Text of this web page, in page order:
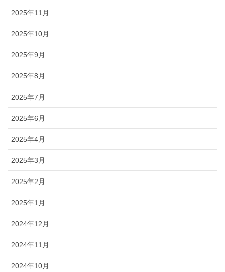
2025年11月
2025年10月
2025年9月
2025年8月
2025年7月
2025年6月
2025年4月
2025年3月
2025年2月
2025年1月
2024年12月
2024年11月
2024年10月